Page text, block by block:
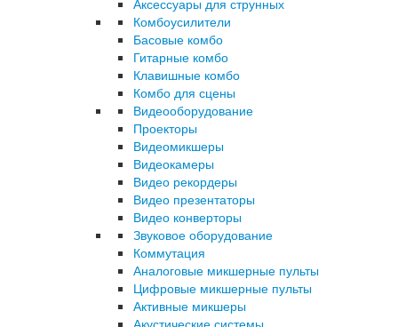
Комбоусилители
Басовые комбо
Гитарные комбо
Клавишные комбо
Комбо для сцены
Видеооборудование
Проекторы
Видеомикшеры
Видеокамеры
Видео рекордеры
Видео презентаторы
Видео конверторы
Звуковое оборудование
Коммутация
Аналоговые микшерные пульты
Цифровые микшерные пульты
Активные микшеры
Акустические системы